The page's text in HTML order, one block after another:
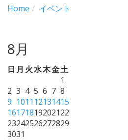
Home
イベント
8月
日 月 火水木金土
1
2 3 4 5 6 7 8
9 1011 12131415
16171819202122
23242526272829
3031